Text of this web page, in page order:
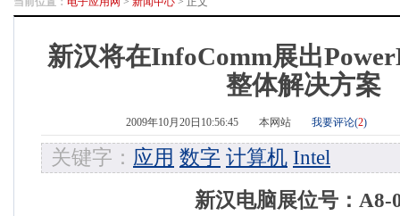
新汉将在InfoComm展出
整体解决方案
2009年10月20日10:56:45 本网站 我要评论(2)
关键字： 应用 数字 计算机 Intel
新汉电脑展位号：A8-